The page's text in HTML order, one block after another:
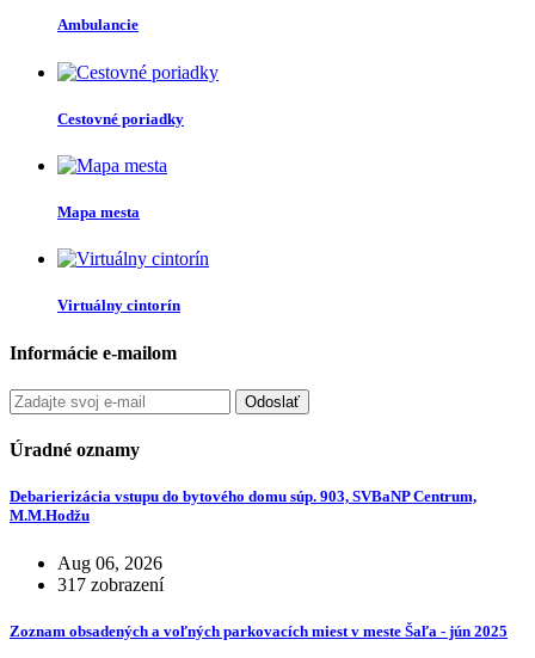
Ambulancie
Cestovné poriadky
Mapa mesta
Virtuálny cintorín
Informácie e-mailom
Odoslať
Úradné oznamy
Debarierizácia vstupu do bytového domu súp. 903, SVBaNP Centrum,
M.M.Hodžu
Aug 06, 2026
317 zobrazení
Zoznam obsadených a voľných parkovacích miest v meste Šaľa - jún 2025